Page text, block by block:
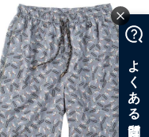
ください。
可とさせて頂いております。予め